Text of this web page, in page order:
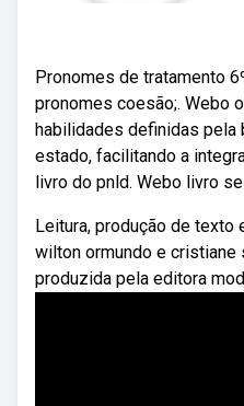
Pronomes de tratamento
pronomes coesão;. Webo
habilidades definidas pela
estado, facilitando a
livro do pnld. Webo livro
Leitura, produção de texto
wilton ormundo e cristiane
produzida pela editora